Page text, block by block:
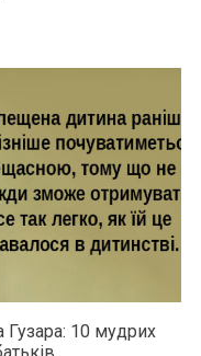
10 мудрих